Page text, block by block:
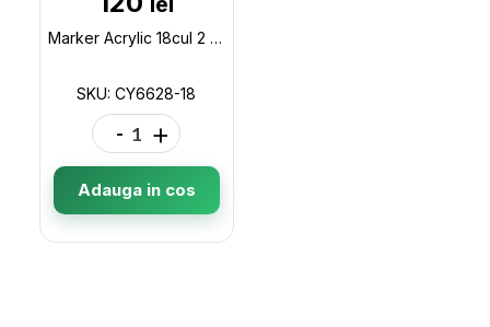
Marker Acrylic 18cul 2 parti ML50-2(cutie plastic) CY6628-18
SKU: CY6628-18
- +
Adauga in cos